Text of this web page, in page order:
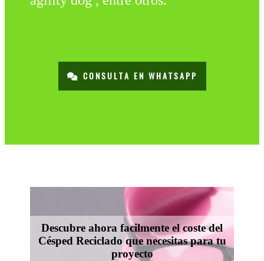
CONSULTA EN WHATSAPP
Descubre ahora facilmente el coste del
Césped Reciclado que necesitas para tu
proyecto